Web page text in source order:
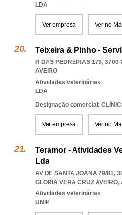
LDA
Ver empresa Ver no
Teixeira & Pinho -
R DAS PEDREIRAS 173, 3700-
AVEIRO
Atividades veterinárias
LDA
Designação comercial:
Ver empresa Ver no
Teramor - Atividades
Lda
AV DE SANTA JOANA 79/81,
GLORIA VERA CRUZ AVEIRO,
Atividades veterinárias
UNIP